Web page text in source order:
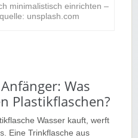
minimalistisch einrichten –
unsplash.com
Was
Plastikflaschen?
Wasser kauft, werft
Eine Trinkflasche aus